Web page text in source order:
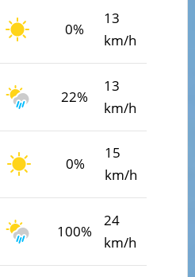
0%
13
km/h
22%
13
km/h
0%
15
km/h
100%
24
km/h